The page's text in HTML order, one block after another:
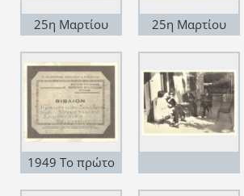
25η Μαρτίου
αριστερά ο
πρόεδρος της
κοινότητας Ηλίας
Μαντούβαλος
1954-1961
25η Μαρτίου
1949 Το πρώτο